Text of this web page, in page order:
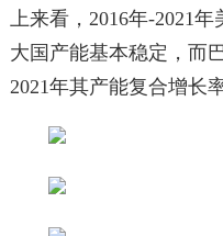
上来看，2016年-2021
大国产能基本稳定，而
2021年其产能复合增长